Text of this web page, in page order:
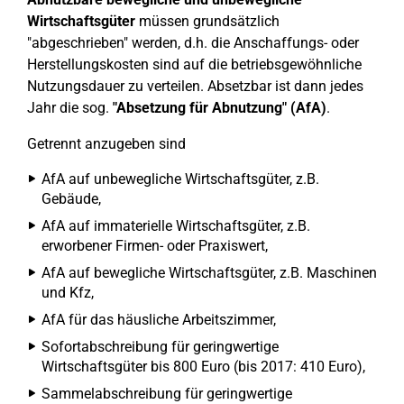
Wirtschaftsgüter müssen grundsätzlich
"abgeschrieben" werden, d.h. die Anschaffungs- oder
Herstellungskosten sind auf die betriebsgewöhnliche
Nutzungsdauer zu verteilen. Absetzbar ist dann jedes
Jahr die sog. "Absetzung für Abnutzung" (AfA).
Getrennt anzugeben sind
AfA auf unbewegliche Wirtschaftsgüter, z.B.
Gebäude,
AfA auf immaterielle Wirtschaftsgüter, z.B.
erworbener Firmen- oder Praxiswert,
AfA auf bewegliche Wirtschaftsgüter, z.B. Maschinen
und Kfz,
AfA für das häusliche Arbeitszimmer,
Sofortabschreibung für geringwertige
Wirtschaftsgüter bis 800 Euro (bis 2017: 410 Euro),
Sammelabschreibung für geringwertige